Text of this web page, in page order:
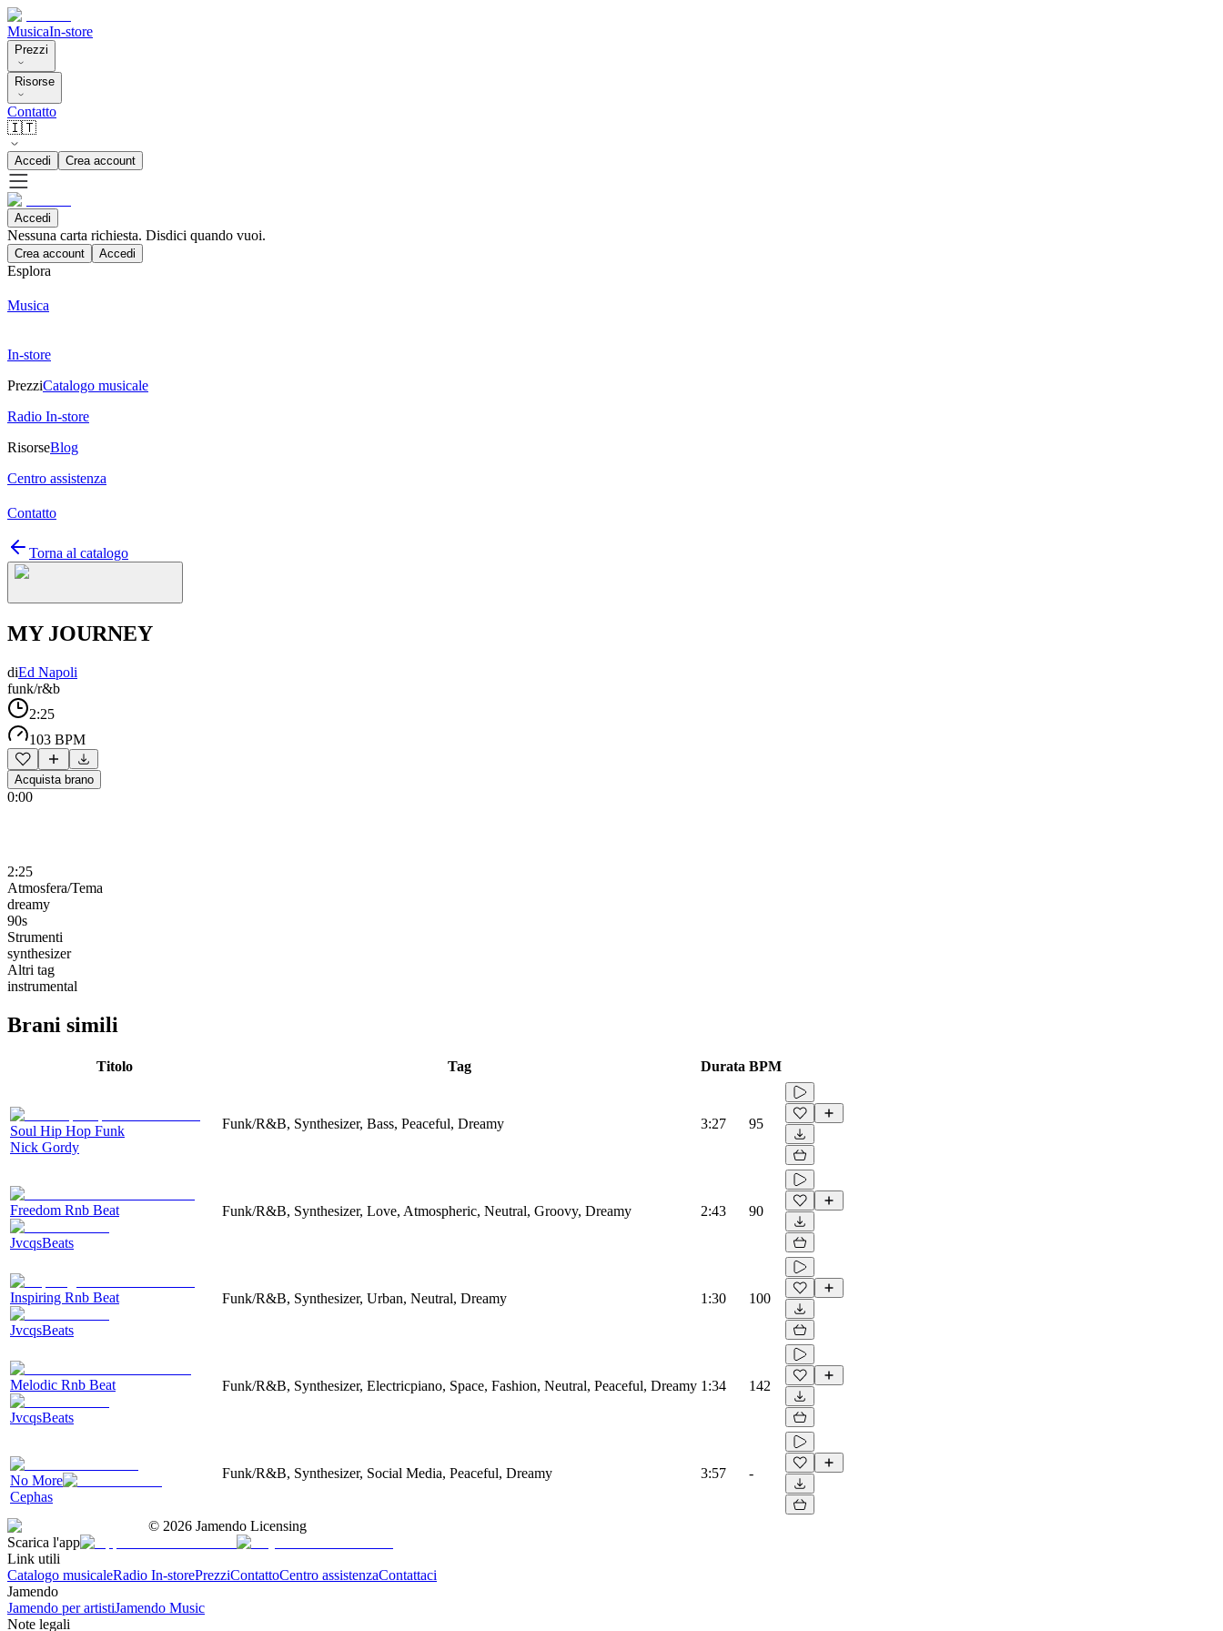
MusicaIn-store
Prezzi
Risorse
Contatto
🇮🇹
Accedi Crea account
Accedi
Nessuna carta richiesta. Disdici quando vuoi.
Crea account Accedi
Esplora
Musica
In-store
PrezziCatalogo musicale
Radio In-store
RisorseBlog
Centro assistenza
Contatto
Torna al catalogo
MY JOURNEY
diEd Napoli
funk/r&b
2:25
103 BPM
Acquista brano
0:00
2:25
Atmosfera/Tema
dreamy
90s
Strumenti
synthesizer
Altri tag
instrumental
Brani simili
Titolo Tag Durata BPM
Soul Hip Hop Funk
Nick Gordy
Funk/R&B, Synthesizer, Bass, Peaceful, Dreamy 3:27 95
Freedom Rnb Beat
JvcqsBeats
Funk/R&B, Synthesizer, Love, Atmospheric, Neutral, Groovy, Dreamy 2:43 90
Inspiring Rnb Beat
JvcqsBeats
Funk/R&B, Synthesizer, Urban, Neutral, Dreamy 1:30 100
Melodic Rnb Beat
JvcqsBeats
Funk/R&B, Synthesizer, Electricpiano, Space, Fashion, Neutral, Peaceful, Dreamy 1:34 142
No More
Cephas
Funk/R&B, Synthesizer, Social Media, Peaceful, Dreamy 3:57 -
© 2026 Jamendo Licensing
Scarica l'app
Link utili
Catalogo musicaleRadio In-storePrezziContattoCentro assistenzaContattaci
Jamendo
Jamendo per artistiJamendo Music
Note legali